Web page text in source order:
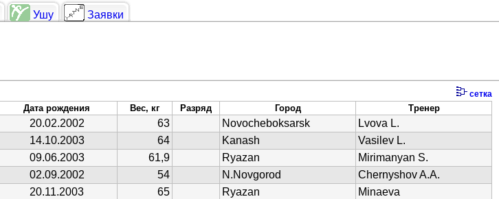
Ушу Заявки
сетка
Дата рождения Вес, кг Разряд Город Тренер
20.02.2002 63 Novocheboksarsk
Lvova L.
14.10.2003 64 Kanash
Vasilev L.
09.06.2003 61,9 Ryazan
Mirimanyan S.
02.09.2002 54 N.Novgorod
Chernyshov A.A.
20.11.2003 65 Ryazan
Minaeva